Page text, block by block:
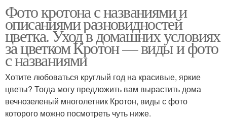
Фото кротона с названиями и
описаниями разновидностей
цветка. Уход в домашних условиях
за цветком Кротон — виды и фото
с названиями
Хотите любоваться круглый год на красивые, яркие
цветы? Тогда могу предложить вам вырастить дома
вечнозеленый многолетник Кротон, виды с фото
которого можно посмотреть чуть ниже.